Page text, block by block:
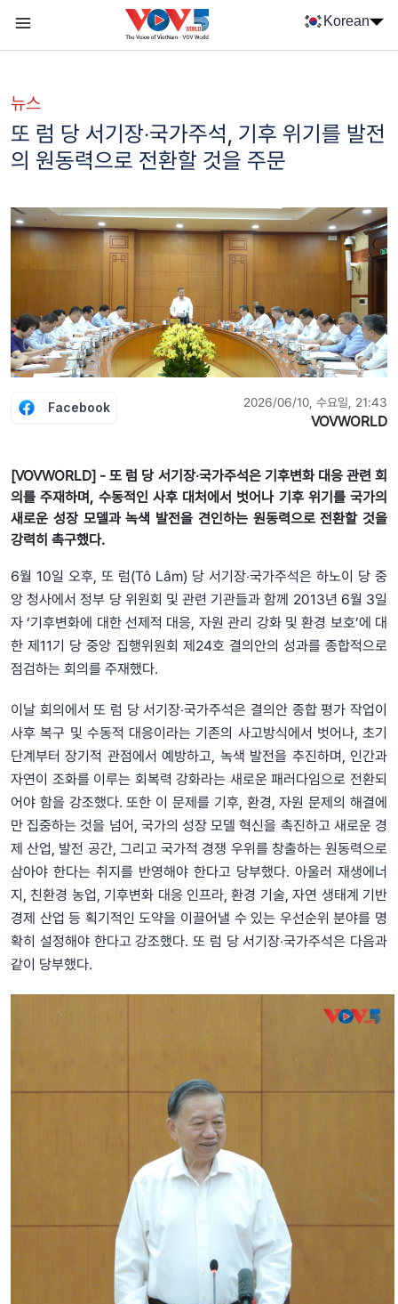
Korean
뉴스
또 럼 당 서기장‧국가주석, 기후 위기를 발전
의 원동력으로 전환할 것을 주문
Facebook 2026/06/10, 수요일, 21:43
VOVWORLD
[VOVWORLD] - 또 럼 당 서기장‧국가주석은 기후변화 대응 관련 회
의를 주재하며, 수동적인 사후 대처에서 벗어나 기후 위기를 국가의
새로운 성장 모델과 녹색 발전을 견인하는 원동력으로 전환할 것을
강력히 촉구했다.
6월 10일 오후, 또 럼(Tô Lâm) 당 서기장‧국가주석은 하노이 당 중
앙 청사에서 정부 당 위원회 및 관련 기관들과 함께 2013년 6월 3일
자 ‘기후변화에 대한 선제적 대응, 자원 관리 강화 및 환경 보호’에 대
한 제11기 당 중앙 집행위원회 제24호 결의안의 성과를 종합적으로
점검하는 회의를 주재했다.
이날 회의에서 또 럼 당 서기장‧국가주석은 결의안 종합 평가 작업이
사후 복구 및 수동적 대응이라는 기존의 사고방식에서 벗어나, 초기
단계부터 장기적 관점에서 예방하고, 녹색 발전을 추진하며, 인간과
자연이 조화를 이루는 회복력 강화라는 새로운 패러다임으로 전환되
어야 함을 강조했다. 또한 이 문제를 기후, 환경, 자원 문제의 해결에
만 집중하는 것을 넘어, 국가의 성장 모델 혁신을 촉진하고 새로운 경
제 산업, 발전 공간, 그리고 국가적 경쟁 우위를 창출하는 원동력으로
삼아야 한다는 취지를 반영해야 한다고 당부했다. 아울러 재생에너
지, 친환경 농업, 기후변화 대응 인프라, 환경 기술, 자연 생태계 기반
경제 산업 등 획기적인 도약을 이끌어낼 수 있는 우선순위 분야를 명
확히 설정해야 한다고 강조했다. 또 럼 당 서기장‧국가주석은 다음과
같이 당부했다.